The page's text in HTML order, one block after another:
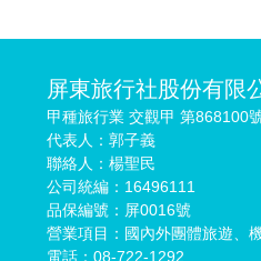
屏東旅行社股份有限
甲種旅行業 交觀甲 第868100
代表人：郭子義
聯絡人：楊聖民
公司統編：16496111
品保編號：屏0016號
營業項目：國內外團體旅遊、
電話：08-722-1292